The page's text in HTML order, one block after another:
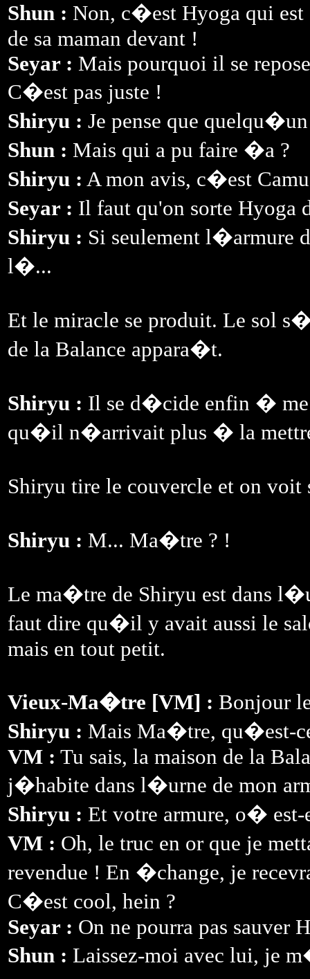
Shun : Non, c�est Hyoga qui est
de sa maman devant !
Seyar : Mais pourquoi il se
C�est pas juste !
Shiryu : Je pense que
Shun : Mais qui a pu faire �a ?
Shiryu : A mon avis, c�est
Seyar : Il faut qu'on sorte
Shiryu : Si seulement l�armure
l�...
Et le miracle se produit. Le sol
de la Balance appara�t.
Shiryu : Il se d�cide enfin � me
qu�il n�arrivait plus � la
Shiryu tire le couvercle et on
Shiryu : M... Ma�tre ? !
Le ma�tre de Shiryu est dans
faut dire qu�il y avait aussi le
mais en tout petit.
Vieux-Ma�tre [VM] : Bonjour
Shiryu : Mais Ma�tre, qu�est-
VM : Tu sais, la maison de la
j�habite dans l�urne de mon
Shiryu : Et votre armure, o� est-
VM : Oh, le truc en or que je
revendue ! En �change, je
C�est cool, hein ?
Seyar : On ne pourra pas sauver
Shun : Laissez-moi avec lui, je